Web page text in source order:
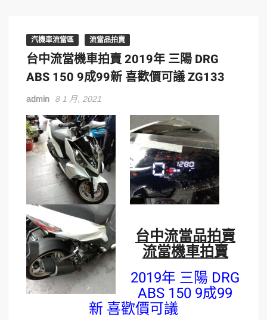
汽機車流當區 流當品拍賣
台中流當機車拍賣 2019年 三陽 DRG
ABS 150 9成99新 喜歡價可議 ZG133
admin 8 1 月, 2021
台中流當品拍賣
流當機車拍賣
2019年 三陽 DRG
ABS 150 9成99
新 喜歡價可議